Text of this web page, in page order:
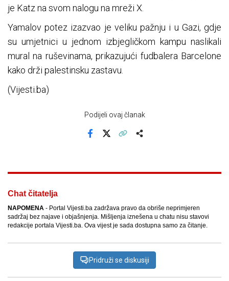
je Katz na svom nalogu na mreži X.
Yamalov potez izazvao je veliku pažnju i u Gazi, gdje
su umjetnici u jednom izbjegličkom kampu naslikali
mural na ruševinama, prikazujući fudbalera Barcelone
kako drži palestinsku zastavu.
(Vijesti.ba)
Podijeli ovaj članak
Chat čitatelja
NAPOMENA - Portal Vijesti.ba zadržava pravo da obriše neprimjeren
sadržaj bez najave i objašnjenja. Mišljenja iznešena u chatu nisu stavovi
redakcije portala Vijesti.ba. Ova vijest je sada dostupna samo za čitanje.
Pridruži se diskusiji